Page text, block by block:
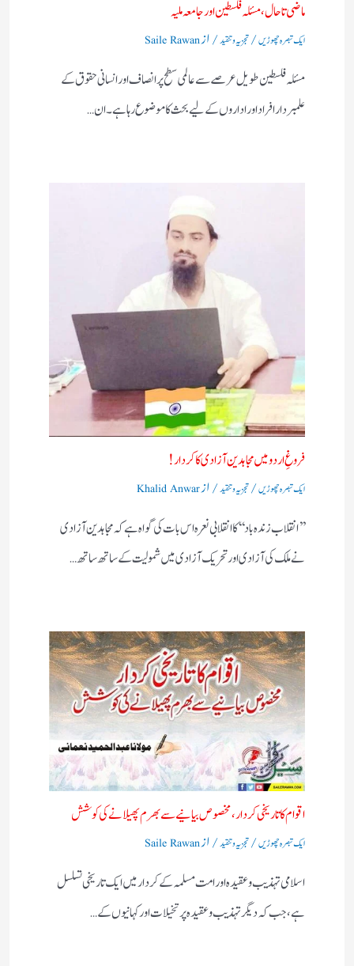
ماضی تا حال، مسئلہ فلسطین اور جامعہ ملیہ
ایک تبصرہ چھوڑیں/تجزیہ و تنقید/ ازSaile Rawan
مسئلہ فلسطین طویل عرصے سے عالمی سطح پر انصاف اور انسانی حقوق کے
علمبردار افراد اور اداروں کے لیے بحث کا موضوع رہا ہے۔ ان…
فروغِ اردو میں مجاہدین آزادی کا کردار!
ایک تبصرہ چھوڑیں/تجزیہ و تنقید/ ازKhalid Anwar
’’انقلاب زندہ باد‘‘کا انقلابی نعرہ اس بات کی گواہ ہے کہ مجاہدین آزادی
نے ملک کی آزادی اور تحریک آزادی میں شمولیت کے ساتھ ساتھ…
اقوام کا تاریخی کردار،مخصوص بیانیے سے بھرم پھیلانے کی کوشش
ایک تبصرہ چھوڑیں/تجزیہ و تنقید/ ازSaile Rawan
اسلامی تہذیب و عقیدہ اور امت مسلمہ کے کردار میں ایک تاریخی تسلسل
ہے، جب کہ دیگر تہذیب و عقیدہ پر تخیلات اور کہانیوں کے…